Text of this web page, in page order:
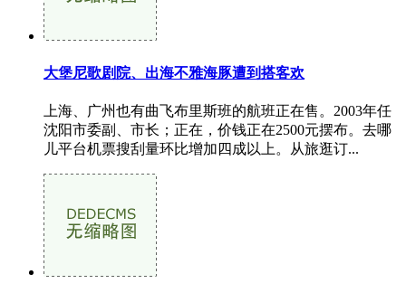
大堡尼歌剧院、出海不雅海豚遭到搭客欢
上海、广州也有曲飞布里斯班的航班正在售。2003年任
沈阳市委副、市长；正在，价钱正在2500元摆布。去哪
儿平台机票搜刮量环比增加四成以上。从旅逛订...